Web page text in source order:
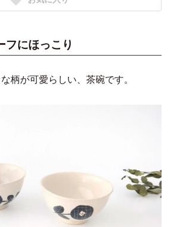
フにほっこり
柄が可愛らしい、茶碗です。